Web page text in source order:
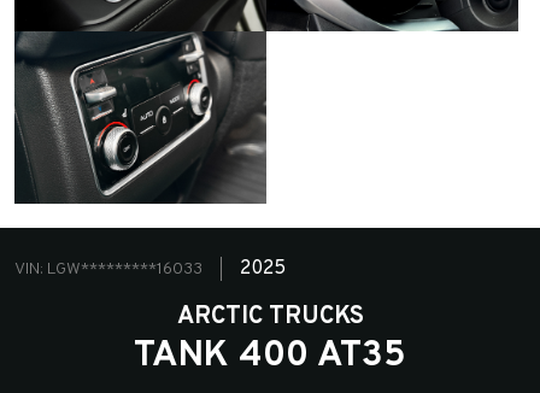
VIN: LGW*********16033 2025
ARCTIC TRUCKS
TANK 400 AT35